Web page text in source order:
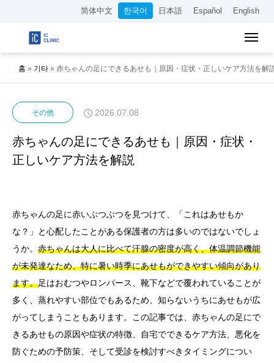
简体中文 한국어 日本語 Español English
홈 » 기타 » 赤ちゃんの足にできるあせも｜原因・症状・正しいケア方法を解
その他 2026.07.08
赤ちゃんの足にできるあせも｜原因・症状・
正しいケア方法を解説
赤ちゃんの足に赤いぶつぶつを見つけて、「これはあせもか
な？」と心配したことがある保護者の方は多いのではないでしょ
うか。 赤ちゃんは大人に比べて汗腺の密度が高く、体温調節機能
が未発達なため、特に暑い時季にあせもができやすい傾向があり
ます。足はおむつやロンパース、靴下などで覆われていることが
多く、蒸れやすい部位でもあるため、知らないうちにあせもが広
がってしまうこともあります。この記事では、赤ちゃんの足にで
きるあせもの原因や症状の特徴、自宅でできるケア方法、悪化を
防ぐための予防策、そして受診を検討すべきタイミングについ